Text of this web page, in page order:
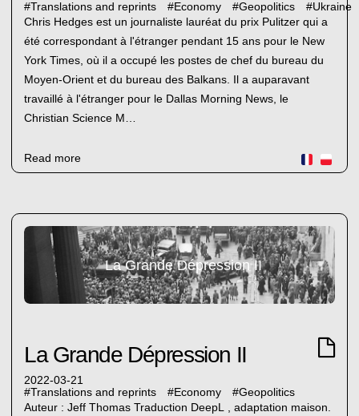
#Translations and reprints #Economy #Geopolitics #Ukraine
Chris Hedges est un journaliste lauréat du prix Pulitzer qui a
été correspondant à l'étranger pendant 15 ans pour le New
York Times, où il a occupé les postes de chef du bureau du
Moyen-Orient et du bureau des Balkans. Il a auparavant
travaillé à l'étranger pour le Dallas Morning News, le
Christian Science M…
Read more
La Grande Dépression II
La Grande Dépression II
2022-03-21
#Translations and reprints #Economy #Geopolitics
Auteur : Jeff Thomas Traduction DeepL , adaptation maison.